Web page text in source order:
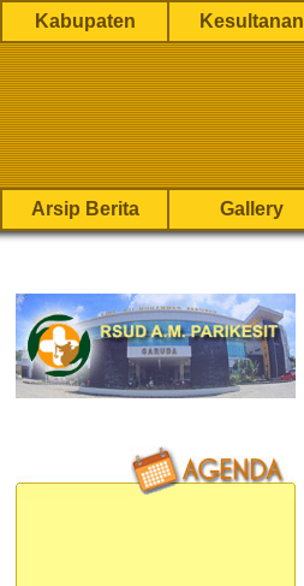
Kabupaten Kesultanan
Arsip Berita Gallery